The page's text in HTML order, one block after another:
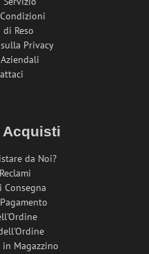
Reso
Privacy
Acquisti
da Noi?
Magazzino